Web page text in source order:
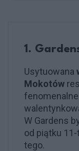
1.
Usytuowana
Mokotów
W Gardens
od piątku
tego.